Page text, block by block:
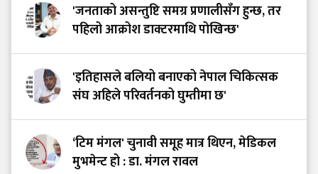
'जनताको असन्तुष्टि समग्र प्रणालीसँग हुन्छ, तर
पहिलो आक्रोश डाक्टरमाथि पोखिन्छ'
'इतिहासले बलियो बनाएको नेपाल चिकित्सक
संघ अहिले परिवर्तनको घुम्तीमा छ'
‘टिम मंगल' चुनावी समूह मात्र थिएन, मेडिकल
मुभमेन्ट हो : डा. मंगल रावल